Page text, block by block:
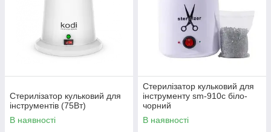
Стерилізатор кульковий для
інструментів (75Вт)
В наявності
Стерилізатор кульковий для
інструменту sm-910c біло-
чорний
В наявності